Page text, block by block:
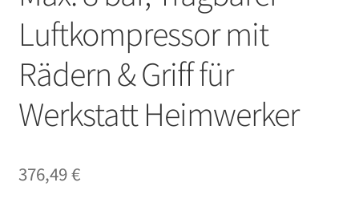
Luftkompressor mit
Rädern & Griff für
Werkstatt Heimwerker
376,49€